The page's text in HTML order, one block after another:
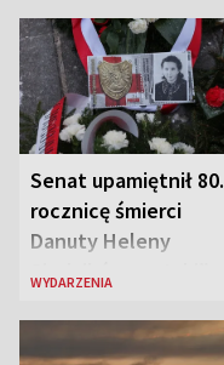
Senat upamiętnił 80.
rocznicę śmierci
Danuty Heleny
Siedzikówny „Inki”
WYDARZENIA